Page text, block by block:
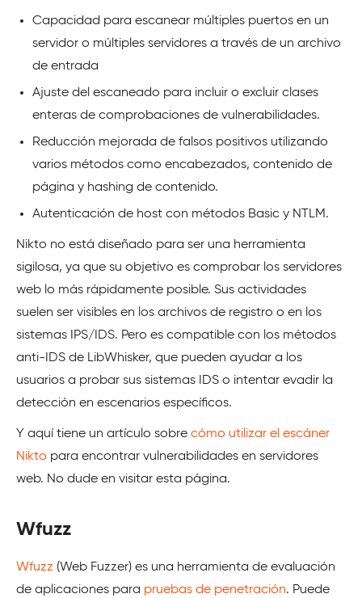
Capacidad para escanear múltiples puertos en un
servidor o múltiples servidores a través de un archivo
de entrada
Ajuste del escaneado para incluir o excluir clases
enteras de comprobaciones de vulnerabilidades.
Reducción mejorada de falsos positivos utilizando
varios métodos como encabezados, contenido de
página y hashing de contenido.
Autenticación de host con métodos Basic y NTLM.
Nikto no está diseñado para ser una herramienta
sigilosa, ya que su objetivo es comprobar los servidores
web lo más rápidamente posible. Sus actividades
suelen ser visibles en los archivos de registro o en los
sistemas IPS/IDS. Pero es compatible con los métodos
anti-IDS de LibWhisker, que pueden ayudar a los
usuarios a probar sus sistemas IDS o intentar evadir la
detección en escenarios específicos.
Y aquí tiene un artículo sobre cómo utilizar el escáner
Nikto para encontrar vulnerabilidades en servidores
web. No dude en visitar esta página.
Wfuzz
Wfuzz (Web Fuzzer) es una herramienta de evaluación
de aplicaciones para pruebas de penetración. Puede